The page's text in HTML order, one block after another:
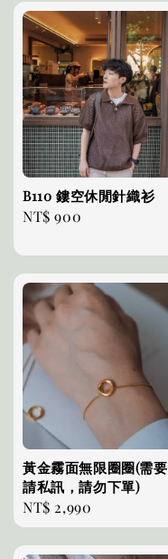
B110 鏤空休閒針織衫
Regular
NT$ 900
黃金霧面無限圈圈(需要
請私訊，請勿下單)
Regular
price
NT$ 2,990